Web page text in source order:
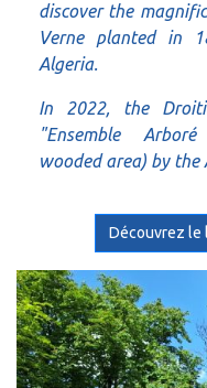
discover the
Verne planted in
Algeria.
In 2022, the
"Ensemble
wooded area) by the
Découvrez le